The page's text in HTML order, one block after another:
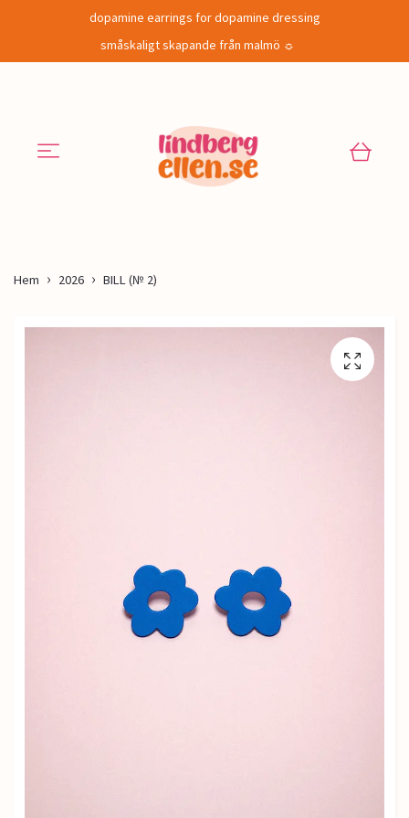
dopamine earrings for dopamine dressing
småskaligt skapande från malmö ☼
Hem 2026 BILL (№ 2)